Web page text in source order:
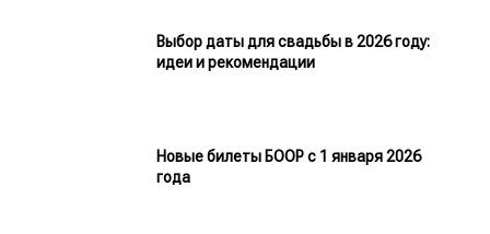
Выбор даты для свадьбы в 2026 году:
идеи и рекомендации
Новые билеты БООР с 1 января 2026
года